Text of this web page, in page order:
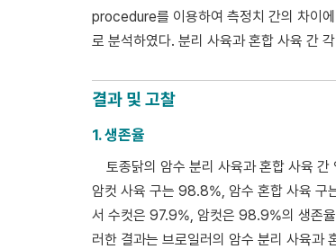
procedure를 이용하여 측정치 간의 차이
로 분석하였다. 분리 사육과 혼합 사육 간
결과 및 고찰
1. 생존율
토종닭의 암수 분리 사육과 혼합 사육
암컷 사육 구는 98.8%, 암수 혼합 사육 구
서 수컷은 97.9%, 암컷은 98.9%의 생존율
러한 결과는 브로일러의 암수 분리 사육과